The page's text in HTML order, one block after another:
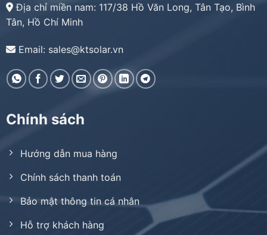
Địa chỉ miền nam: 117/38 Hồ Văn Long, Tân Tạo, Bình
Tân, Hồ Chí Minh
Email: sales@ktsolar.vn
Chính sách
Hướng dẫn mua hàng
Chính sách thanh toán
Bảo mật thông tin cá nhân
Hỗ trợ khách hàng